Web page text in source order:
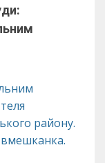
району.